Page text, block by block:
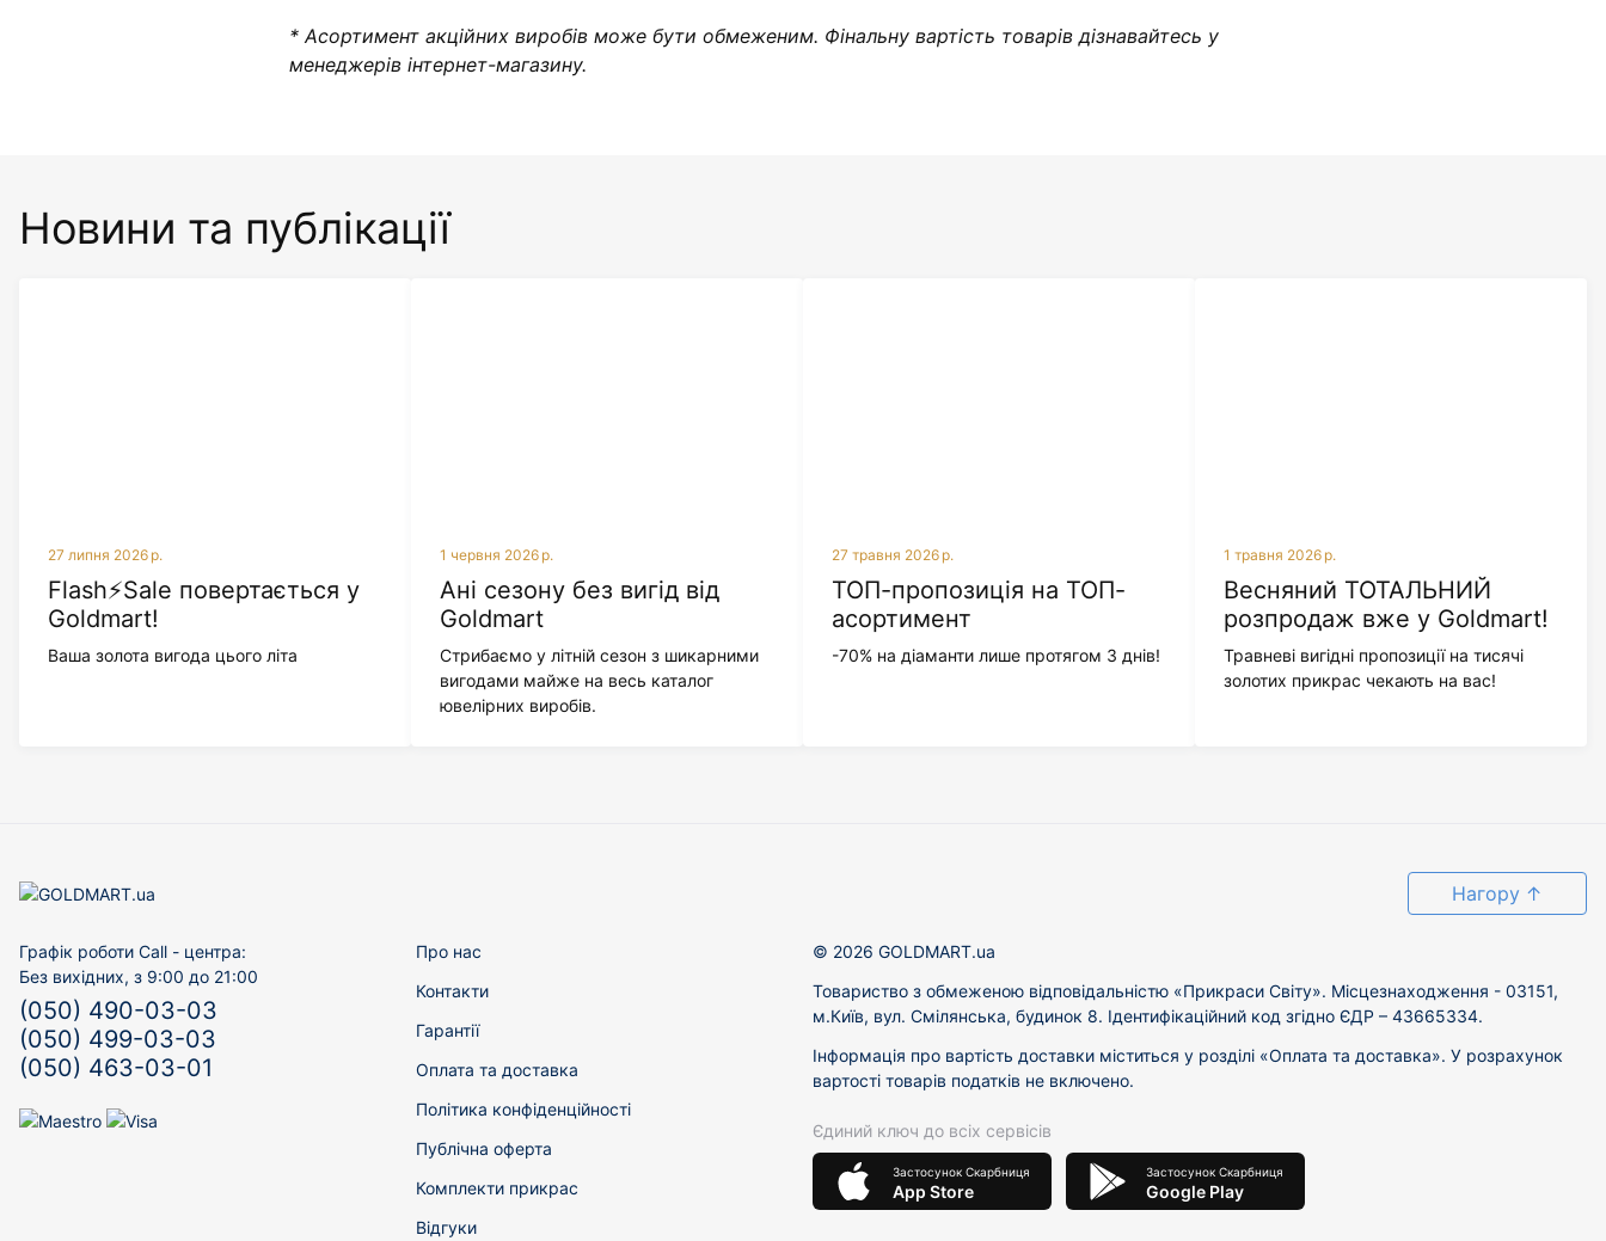
* Асортимент акційних виробів може бути обмеженим. Фінальну вартість товарів дізнавайтесь у
менеджерів інтернет-магазину.
Новини та публікації
27 липня 2026 р.
Flash⚡Sale повертається у
Goldmart!
Ваша золота вигода цього літа
1 червня 2026 р.
Ані сезону без вигід від
Goldmart
Стрибаємо у літній сезон з шикарними
вигодами майже на весь каталог
ювелірних виробів.
27 травня 2026 р.
ТОП-пропозиція на ТОП-
асортимент
-70% на діаманти лише протягом 3 днів!
1 травня 2026 р.
Весняний ТОТАЛЬНИЙ
розпродаж вже у Goldmart!
Травневі вигідні пропозиції на тисячі
золотих прикрас чекають на вас!
Нагору ↑
Графік роботи Call - центра:
Без вихідних, з 9:00 до 21:00
(050) 490-03-03
(050) 499-03-03
(050) 463-03-01
Про нас
Контакти
Гарантії
Оплата та доставка
Політика конфіденційності
Публічна оферта
Комплекти прикрас
Відгуки
© 2026 GOLDMART.ua
Товариство з обмеженою відповідальністю «Прикраси Світу». Місцезнаходження - 03151,
м.Київ, вул. Смілянська, будинок 8. Ідентифікаційний код згідно ЄДР – 43665334.
Інформація про вартість доставки міститься у розділі «Оплата та доставка». У розрахунок
вартості товарів податків не включено.
Єдиний ключ до всіх сервісів
Застосунок Скарбниця
App Store
Застосунок Скарбниця
Google Play